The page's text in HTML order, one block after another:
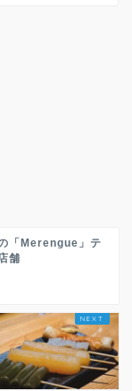
「Merengue」テ
舗